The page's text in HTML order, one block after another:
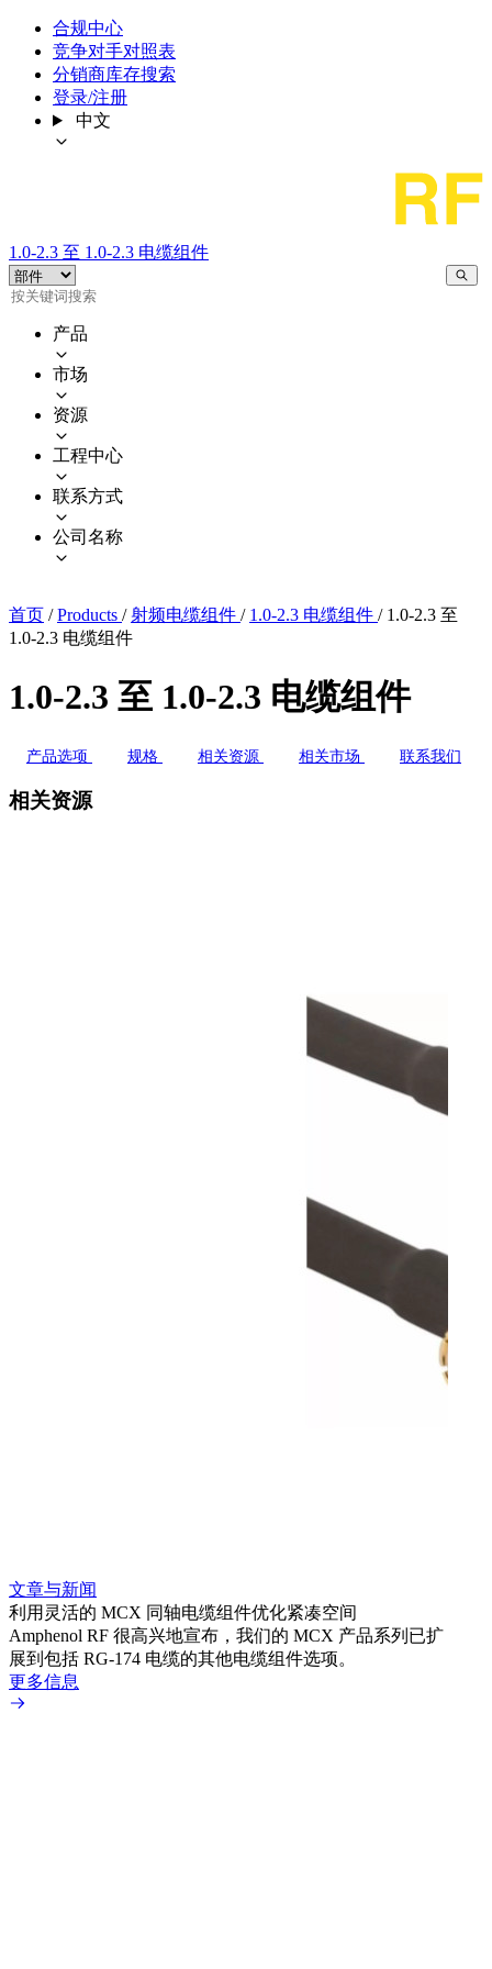
合规中心
竞争对手对照表
分销商库存搜索
登录/注册
中文
1.0-2.3 至 1.0-2.3 电缆组件
产品
市场
资源
工程中心
联系方式
公司名称
首页 / Products / 射频电缆组件 / 1.0-2.3 电缆组件 / 1.0-2.3 至
1.0-2.3 电缆组件
1.0-2.3 至 1.0-2.3 电缆组件
产品选项 规格 相关资源 相关市场 联系我们
相关资源
文章与新闻
利用灵活的 MCX 同轴电缆组件优化紧凑空间
Amphenol RF 很高兴地宣布，我们的 MCX 产品系列已扩
展到包括 RG-174 电缆的其他电缆组件选项。
更多信息